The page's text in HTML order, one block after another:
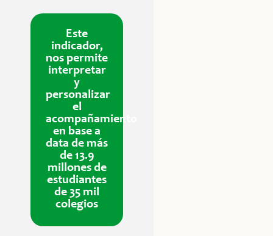
Este
indicador,
nos permite
interpretar
y
personalizar
el
acompañamiento
en base a
data de más
de 13.9
millones de
estudiantes
de 35 mil
colegios